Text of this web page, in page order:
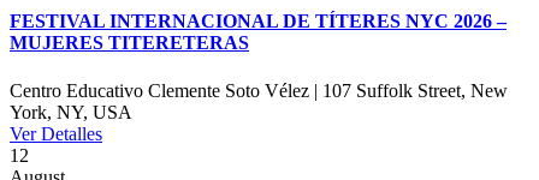
FESTIVAL INTERNACIONAL DE TÍTERES NYC 2026 –
MUJERES TITERETERAS
Centro Educativo Clemente Soto Vélez | 107 Suffolk Street, New
York, NY, USA
Ver Detalles
12